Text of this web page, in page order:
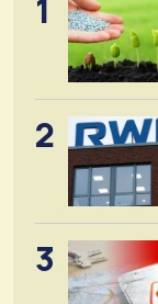
1
2
3